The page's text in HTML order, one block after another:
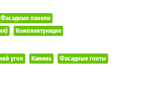
Фасадные панели
Комплектующие
угол Камень
Фасадные гонты